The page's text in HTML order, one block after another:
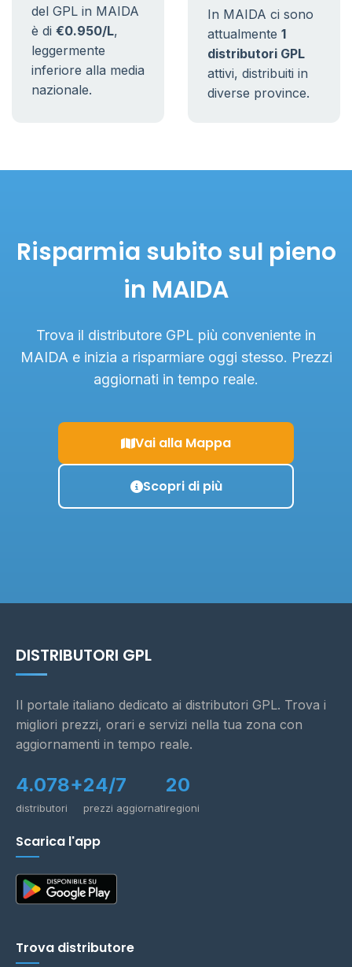
del GPL in MAIDA
è di €0.950/L,
leggermente
inferiore alla media
nazionale.
In MAIDA ci sono
attualmente 1
distributori GPL
attivi, distribuiti in
diverse province.
Risparmia subito sul pieno
in MAIDA
Trova il distributore GPL più conveniente in
MAIDA e inizia a risparmiare oggi stesso. Prezzi
aggiornati in tempo reale.
Vai alla Mappa
Scopri di più
DISTRIBUTORI GPL
Il portale italiano dedicato ai distributori GPL. Trova i
migliori prezzi, orari e servizi nella tua zona con
aggiornamenti in tempo reale.
4.078+
distributori
24/7
prezzi aggiornati
20
regioni
Scarica l'app
Trova distributore